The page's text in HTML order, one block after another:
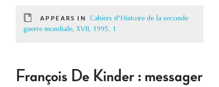
APPEARS IN
Cahiers d'Histoire de la seconde
guerre mondiale, XVII, 1995, 1
François De Kinder : messager